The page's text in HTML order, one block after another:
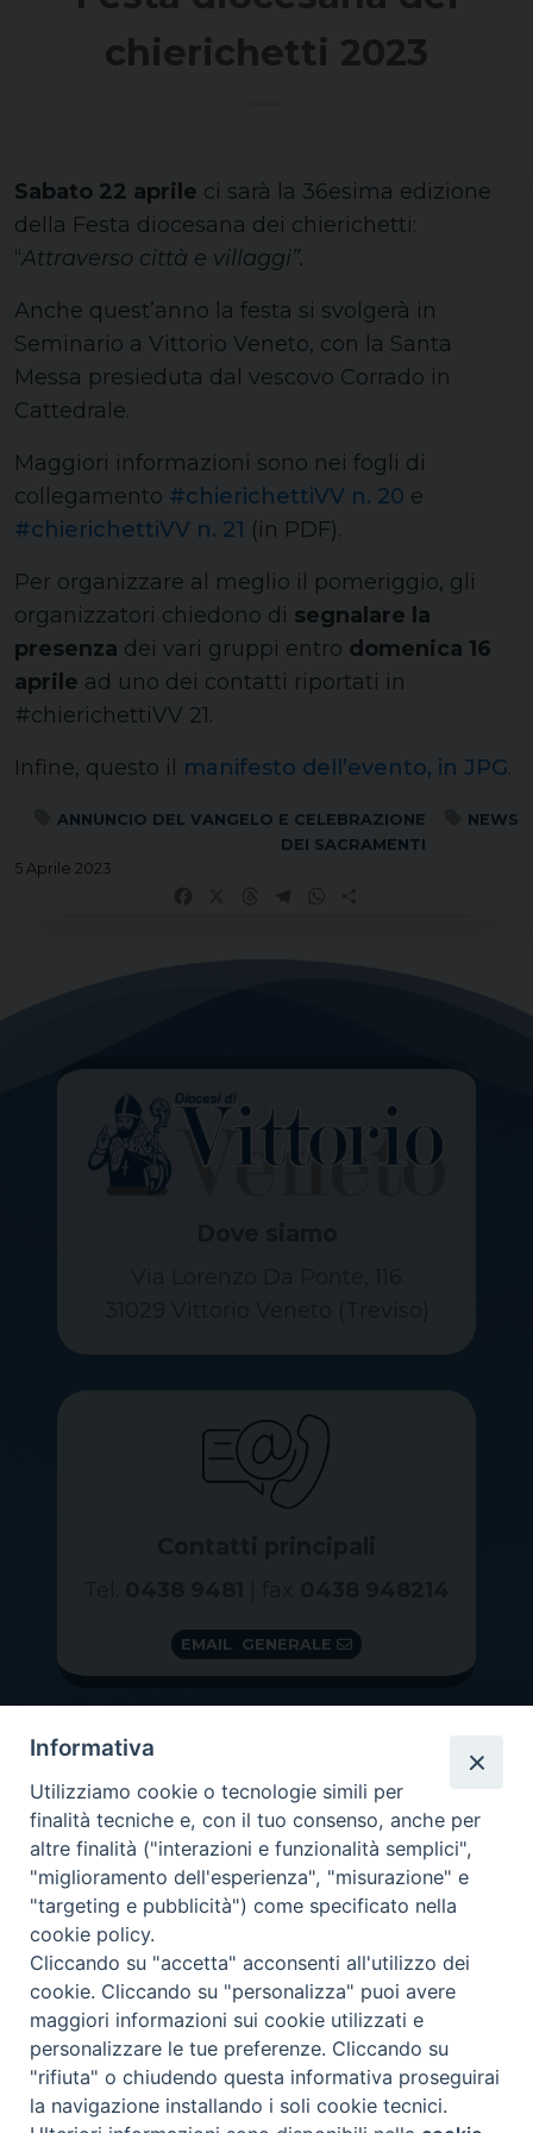
chierichetti 2023
Sabato 22 aprile ci sarà la 36esima edizione
della Festa diocesana dei chierichetti:
“Attraverso città e villaggi”.
Anche quest’anno la festa si svolgerà in
Seminario a Vittorio Veneto, con la Santa
Messa presieduta dal vescovo Corrado in
Cattedrale.
Maggiori informazioni sono nei fogli di
collegamento #chierichettiVV n. 20 e
#chierichettiVV n. 21 (in PDF).
Per organizzare al meglio il pomeriggio, gli
organizzatori chiedono di segnalare la
presenza dei vari gruppi entro domenica 16
aprile ad uno dei contatti riportati in
#chierichettiVV 21.
Infine, questo il manifesto dell’evento, in JPG.
ANNUNCIO DEL VANGELO E CELEBRAZIONE
DEI SACRAMENTI
NEWS
5 Aprile 2023
EMAIL GENERALE
GRAZIE PER IL TUO AIUTO
Insieme per la Diocesi
Copyright 2026 ©Diocesi di Vittorio Veneto-Privacy
Policy
Informativa
Utilizziamo cookie o tecnologie simili per
finalità tecniche e, con il tuo consenso, anche per
altre finalità ("interazioni e funzionalità semplici",
"miglioramento dell'esperienza", "misurazione" e
"targeting e pubblicità") come specificato nella
cookie policy.
Cliccando su "accetta" acconsenti all'utilizzo dei
cookie. Cliccando su "personalizza" puoi avere
maggiori informazioni sui cookie utilizzati e
personalizzare le tue preferenze. Cliccando su
"rifiuta" o chiudendo questa informativa proseguirai
la navigazione installando i soli cookie tecnici.